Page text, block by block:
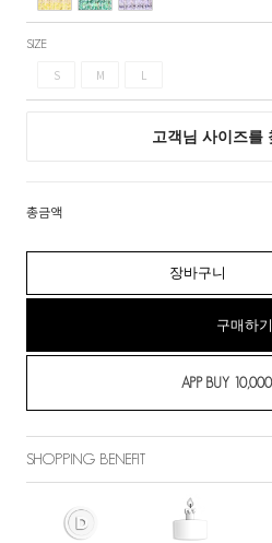
SIZE
S M L
총금액
장바구니
구매하기
SHOPPING BENEFIT